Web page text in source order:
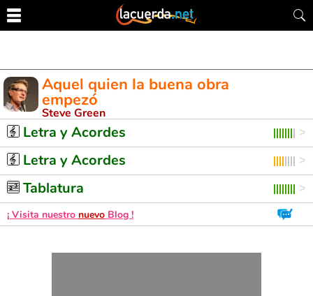
Aquel quien la buena obra
empezó
Steve Green
Letra y Acordes
Letra y Acordes
Tablatura
¡ Visita nuestro nuevo Blog !